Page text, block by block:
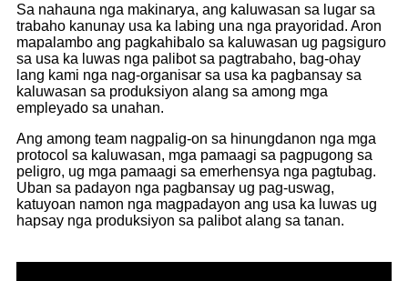
Sa nahauna nga makinarya, ang kaluwasan sa lugar sa
trabaho kanunay usa ka labing una nga prayoridad. Aron
mapalambo ang pagkahibalo sa kaluwasan ug pagsiguro
sa usa ka luwas nga palibot sa pagtrabaho, bag-ohay
lang kami nga nag-organisar sa usa ka pagbansay sa
kaluwasan sa produksiyon alang sa among mga
empleyado sa unahan.
Ang among team nagpalig-on sa hinungdanon nga mga
protocol sa kaluwasan, mga pamaagi sa pagpugong sa
peligro, ug mga pamaagi sa emerhensya nga pagtubag.
Uban sa padayon nga pagbansay ug pag-uswag,
katuyoan namon nga magpadayon ang usa ka luwas ug
hapsay nga produksiyon sa palibot alang sa tanan.